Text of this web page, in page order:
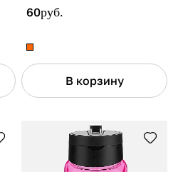
60руб.
В корзину